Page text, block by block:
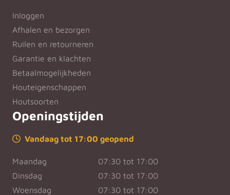
Inloggen
Afhalen en bezorgen
Ruilen en retourneren
Garantie en klachten
Betaalmogelijkheden
Houteigenschappen
Houtsoorten
Openingstijden
Vandaag tot 17:00 geopend
Maandag
07:30 tot 17:00
Dinsdag
07:30 tot 17:00
Woensdag
07:30 tot 17:00